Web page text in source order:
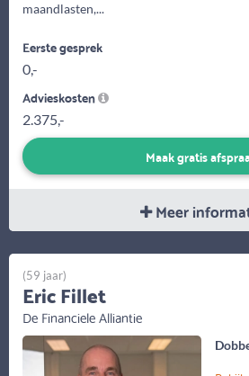
maandlasten,...
Eerste gesprek
0,-
Advieskosten
2.375,-
Maak gratis
Meer
(59 jaar)
Eric Fillet
De Financiele Alliantie